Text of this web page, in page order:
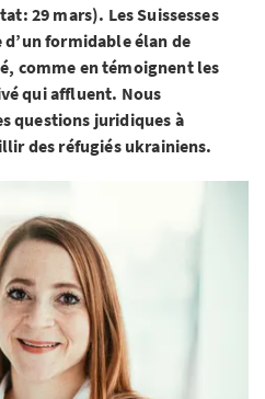
29 mars). Les Suissesses
formidable élan de
comme en témoignent les
qui affluent. Nous
questions juridiques à
des réfugiés ukrainiens.